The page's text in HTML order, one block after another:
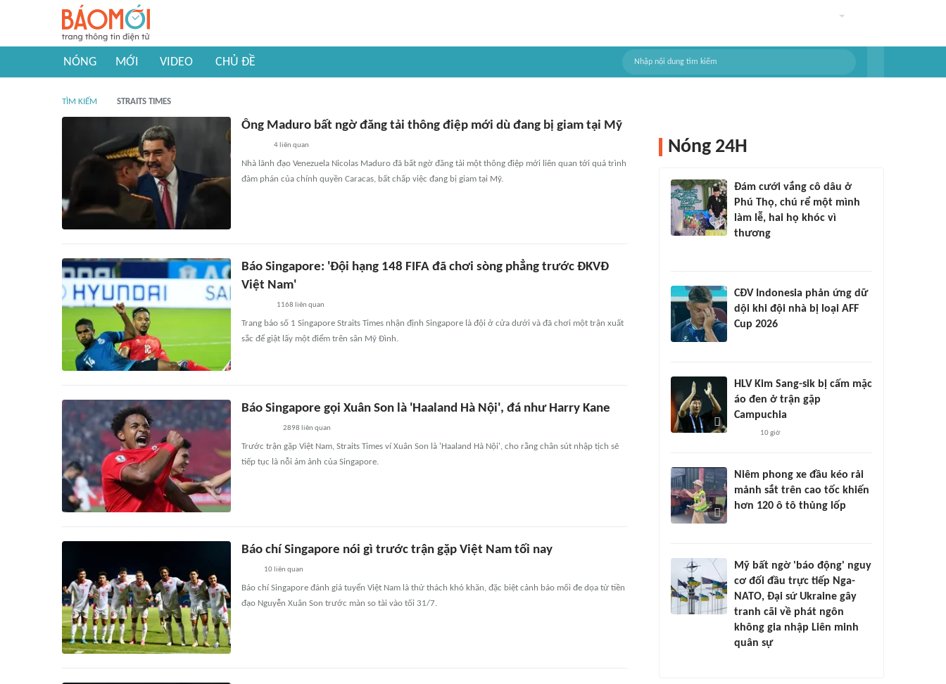
NÓNG MỚI VIDEO CHỦ ĐỀ
TÌM KIẾM STRAITS TIMES
Ông Maduro bất ngờ đăng tải thông điệp mới dù đang bị giam tại Mỹ
4liên quan
Nhà lãnh đạo Venezuela Nicolas Maduro đã bất ngờ đăng tải một thông điệp mới liên quan tới quá trình
đàm phán của chính quyền Caracas, bất chấp việc đang bị giam tại Mỹ.
Báo Singapore: 'Đội hạng 148 FIFA đã chơi sòng phẳng trước ĐKVĐ
Việt Nam'
1168 liên quan
Trang báo số 1 Singapore Straits Times nhận định Singapore là đội ở cửa dưới và đã chơi một trận xuất
sắc để giật lấy một điểm trên sân Mỹ Đình.
Báo Singapore gọi Xuân Son là 'Haaland Hà Nội', đá như Harry Kane
2898 liên quan
Trước trận gặp Việt Nam, Straits Times ví Xuân Son là 'Haaland Hà Nội', cho rằng chân sút nhập tịch sẽ
tiếp tục là nỗi ám ảnh của Singapore.
Báo chí Singapore nói gì trước trận gặp Việt Nam tối nay
10liên quan
Báo chí Singapore đánh giá tuyển Việt Nam là thử thách khó khăn, đặc biệt cảnh báo mối đe dọa từ tiền
đạo Nguyễn Xuân Son trước màn so tài vào tối 31/7.
Nóng 24H
Đám cưới vắng cô dâu ở
Phú Thọ, chú rể một mình
làm lễ, hai họ khóc vì
thương
CĐV Indonesia phản ứng dữ
dội khi đội nhà bị loại AFF
Cup 2026
HLV Kim Sang-sik bị cấm mặc
áo đen ở trận gặp
Campuchia
10 giờ
Niêm phong xe đầu kéo rải
mảnh sắt trên cao tốc khiến
hơn 120 ô tô thủng lốp
Mỹ bất ngờ 'báo động' nguy
cơ đối đầu trực tiếp Nga-
NATO, Đại sứ Ukraine gây
tranh cãi về phát ngôn
không gia nhập Liên minh
quân sự